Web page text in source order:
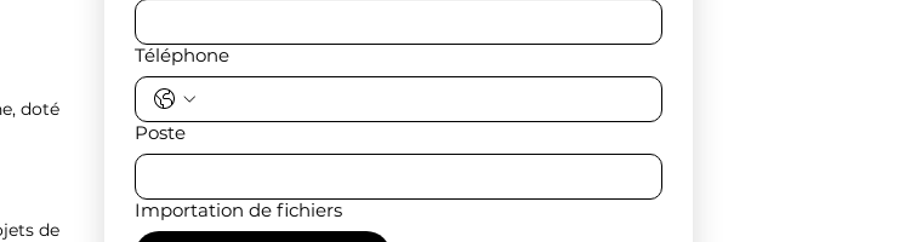
doté
de
Téléphone
Poste
Importation de fichiers